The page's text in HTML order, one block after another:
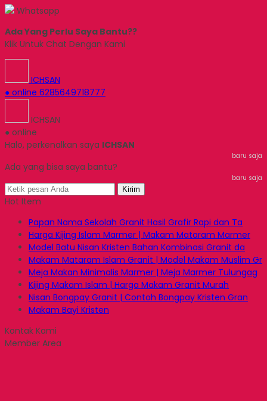
Whatsapp
Ada Yang Perlu Saya Bantu??
Klik Untuk Chat Dengan Kami
ICHSAN
● online 6285649718777
ICHSAN
● online
Halo, perkenalkan saya ICHSAN
baru saja
Ada yang bisa saya bantu?
baru saja
Kirim
Hot Item
Papan Nama Sekolah Granit Hasil Grafir Rapi dan Ta
Harga Kijing Islam Marmer | Makam Mataram Marmer
Model Batu Nisan Kristen Bahan Kombinasi Granit da
Makam Mataram Islam Granit | Model Makam Muslim Gr
Meja Makan Minimalis Marmer | Meja Marmer Tulungag
Kijing Makam Islam | Harga Makam Granit Murah
Nisan Bongpay Granit | Contoh Bongpay Kristen Gran
Makam Bayi Kristen
Kontak Kami
Member Area